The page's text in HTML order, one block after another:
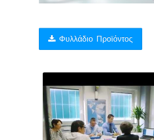
Συμπληρωματικός
Βιομηχανικός
Αυτοματισμός
Αναλώσιμα
Συσκευές
Ποιοτικού
Φυλλάδιο Προϊόντος